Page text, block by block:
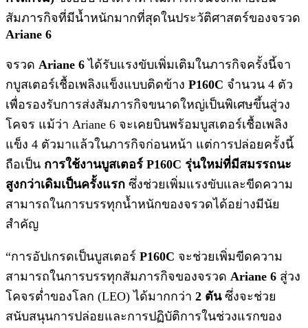
สัมภารกิจที่มีน้ำหนักมากที่สุดในประวัติศาสตร์ของจรวด
Ariane 6
จรวด Ariane 6 ได้รับแรงขับเพิ่มเติมในภารกิจครั้งนี้จา
กบูสเตอร์เชื้อเพลิงแข็งแบบติดข้าง P160C จำนวน 4 ตัว
เพื่อรองรับการส่งสัมภารกิจขนาดใหญ่เป็นพิเศษขึ้นสู่วง
โคจร แม้ว่า Ariane 6 จะเคยบินพร้อมบูสเตอร์เชื้อเพลิง
แข็ง 4 ตัวมาแล้วในภารกิจก่อนหน้า แต่การปล่อยครั้งนี้
ถือเป็น การใช้งานบูสเตอร์ P160C รุ่นใหม่ที่มีสมรรถนะ
สูงกว่าเดิมเป็นครั้งแรก ซึ่งช่วยเพิ่มแรงขับและขีดความ
สามารถในการบรรทุกน้ำหนักของจรวดได้อย่างมีนัย
สำคัญ
“การอัปเกรดเป็นบูสเตอร์ P160C จะช่วยเพิ่มขีดความ
สามารถในการบรรทุกสัมภารกิจของจรวด Ariane 6 สู่วง
โคจรต่ำของโลก (LEO) ได้มากกว่า 2 ตันซึ่งจะช่วย
สนับสนุนการปล่อยและการปฏิบัติการในช่วงแรกของ